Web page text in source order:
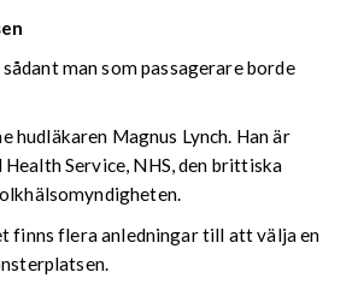
man som passagerare borde
hudläkaren Magnus Lynch. Han är
Service, NHS, den brittiska
finns flera anledningar till att välja en